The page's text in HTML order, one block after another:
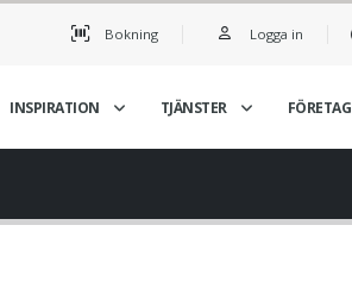
Bokning Logga in
INSPIRATION TJÄNSTER FÖRETAG